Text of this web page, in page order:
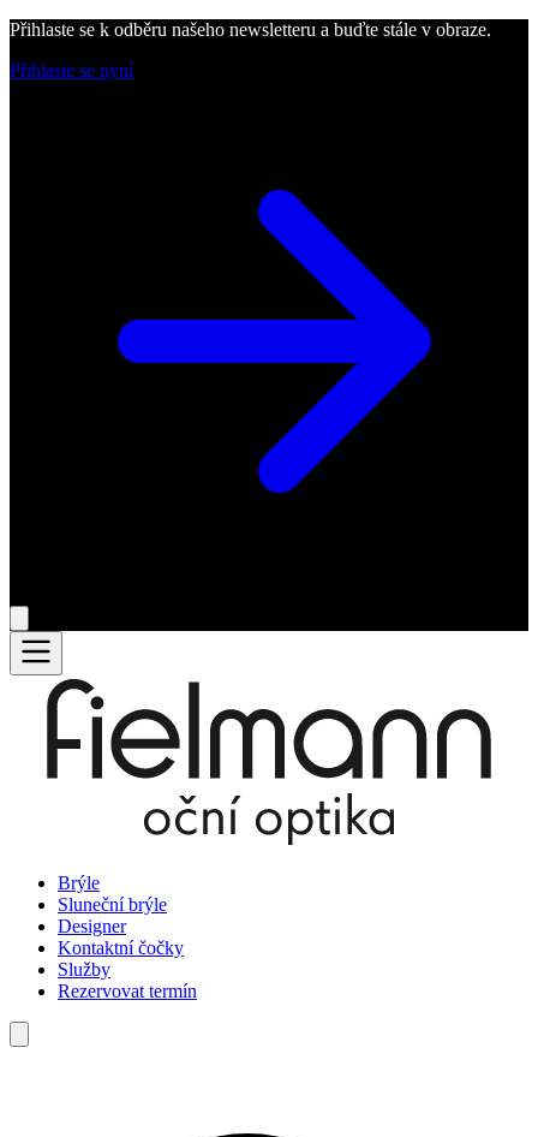
Přihlaste se k odběru našeho newsletteru a buďte stále v obraze.
Přihlaste se nyní
Brýle
Sluneční brýle
Designer
Kontaktní čočky
Služby
Rezervovat termín